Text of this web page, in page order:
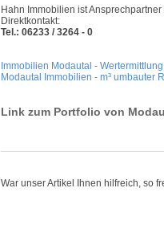
Hahn Immobilien ist
Direktkontakt:
Tel.: 06233 / 3264 - 0
Immobilien Modautal -
Modautal Immobilien - m³ umbauter
Link zum Portfolio von
War unser Artikel Ihnen hilfreich, so